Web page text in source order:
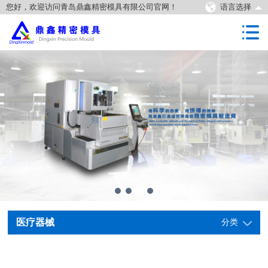
您好，欢迎访问青岛鼎鑫精密模具有限公司官网！ 语言选择
医疗器械 分类